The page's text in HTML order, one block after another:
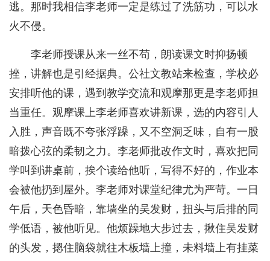
逃。那时我相信李老师一定是练过了洗筋功，可以水
火不侵。
李老师授课从来一丝不苟，朗读课文时抑扬顿
挫，讲解也是引经据典。公社文教站来检查，学校必
安排听他的课，遇到教学交流和观摩那更是李老师担
当重任。观摩课上李老师喜欢讲新课，选的内容引人
入胜，声音既不夸张浮躁，又不空洞乏味，自有一股
暗拨心弦的柔韧之力。李老师批改作文时，喜欢把同
学叫到讲桌前，挨个读给他听，写得不好的，作业本
会被他扔到屋外。李老师对课堂纪律尤为严苛。一日
午后，天色昏暗，靠墙坐的吴发财，扭头与后排的同
学低语，被他听见。他烦躁地大步过去，揪住吴发财
的头发，摁住脑袋就往木板墙上撞，未料墙上有挂菜